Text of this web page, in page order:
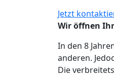
Jetzt
Wir öffnen
In den 8
anderen.
Die